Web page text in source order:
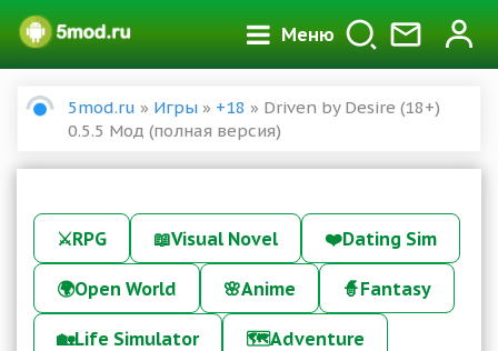
Меню
5mod.ru » Игры » +18 » Driven by Desire (18+)
0.5.5 Мод (полная версия)
⚔️RPG 📖Visual Novel ❤️Dating Sim
🌍Open World 🌸Anime 🧙Fantasy
🏡Life Simulator 🗺️Adventure